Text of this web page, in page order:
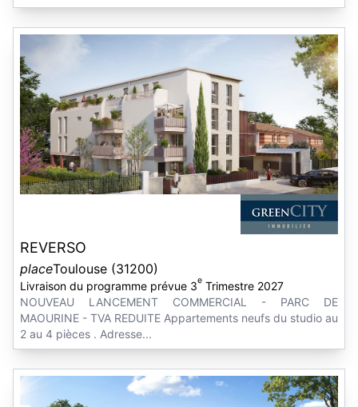
REVERSO
placeToulouse (31200)
Livraison du programme prévue 3e Trimestre 2027
NOUVEAU LANCEMENT COMMERCIAL - PARC DE
MAOURINE - TVA REDUITE Appartements neufs du studio au
2 au 4 pièces . Adresse...